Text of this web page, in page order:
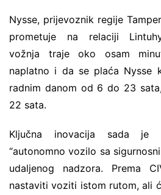
Nysse, prijevoznik regije
prometuje na relaciji
vožnja traje oko osam
naplatno i da se plaća Nysse
radnim danom od 6 do 23
22 sata.
Ključna inovacija sada je
“autonomno vozilo sa
udaljenog nadzora. Prema
nastaviti voziti istom rutom, ali